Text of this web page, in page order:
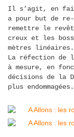
Il s’agit, en
a pour but de
remettre le
creux et les
mètres linéaires.
La réfection de
à mesure, en
décisions de la
plus endommagées.